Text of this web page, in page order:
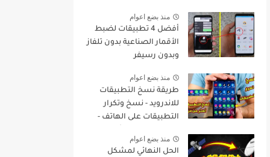
منذ بضع اعوام
أفضل 4 تطبيقات لضبط
الأقمار الصناعية بدون تلفاز
وبدون رسيفر
منذ بضع اعوام
طريقة نسخ التطبيقات
للاندرويد - نسخ وتكرار
التطبيقات على الهاتف -
مرة
منذ بضع اعوام
الحل النهائي لمشكل